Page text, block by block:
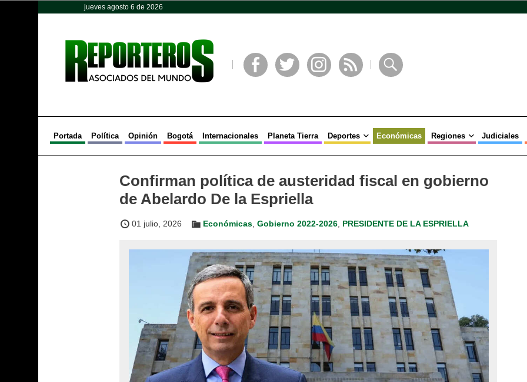
jueves agosto 6 de 2026
Portada Política Opinión Bogotá Internacionales Planeta Tierra Deportes Económicas Regiones Judiciales
Confirman política de austeridad fiscal en gobierno
de Abelardo De la Espriella
01 julio, 2026 Económicas Gobierno 2022-2026 PRESIDENTE DE LA ESPRIELLA
Opinión Política